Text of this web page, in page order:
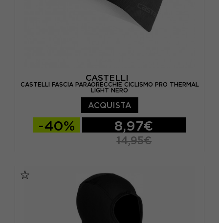
CASTELLI
CASTELLI FASCIA PARAORECCHIE CICLISMO PRO THERMAL
LIGHT NERO
ACQUISTA
-40% 8,97€
14,95€